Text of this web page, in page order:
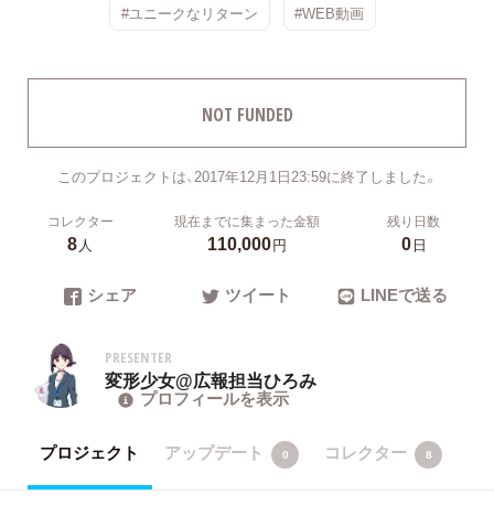
#ユニークなリターン #WEB動画
NOT FUNDED
このプロジェクトは、2017年12月1日23:59に終了しました。
コレクター
8人
現在までに集まった金額
110,000円
残り日数
0日
シェア ツイート LINEで送る
PRESENTER
変形少女@広報担当ひろみ
プロフィールを表示
プロジェクト アップデート 0 コレクター 8